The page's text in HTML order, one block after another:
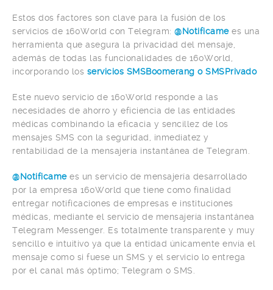
Estos dos factores son clave para la fusión de los
servicios de 160World con Telegram: @Notificamees una
herramienta que asegura la privacidad del mensaje,
además de todas las funcionalidades de 160World,
incorporando los servicios SMSBoomerang o SMSPrivado
Este nuevo servicio de 160World responde a las
necesidades de ahorro y eficiencia de las entidades
médicas combinando la eficacia y sencillez de los
mensajes SMS con la seguridad, inmediatez y
rentabilidad de la mensajería instantánea de Telegram.
@Notificame es un servicio de mensajería desarrollado
por la empresa 160World que tiene como finalidad
entregar notificaciones de empresas e instituciones
médicas, mediante el servicio de mensajería instantánea
Telegram Messenger. Es totalmente transparente y muy
sencillo e intuitivo ya que la entidad únicamente envía el
mensaje como si fuese un SMS y el servicio lo entrega
por el canal más óptimo; Telegram o SMS.